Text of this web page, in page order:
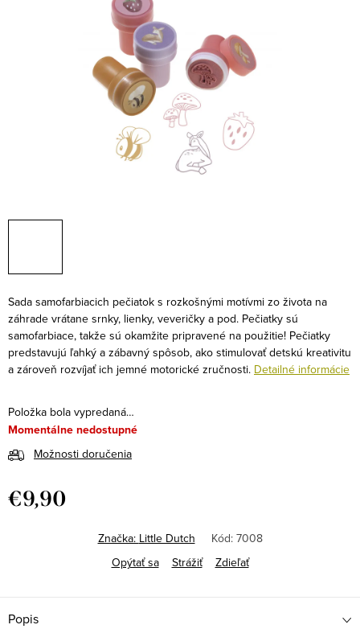
Sada samofarbiacich pečiatok s rozkošnými motívmi zo života na
záhrade vrátane srnky, lienky, veveričky a pod. Pečiatky sú
samofarbiace, takže sú okamžite pripravené na použitie! Pečiatky
predstavujú ľahký a zábavný spôsob, ako stimulovať detskú kreativitu
a zároveň rozvíjať ich jemné motorické zručnosti. Detailné informácie
Položka bola vypredaná…
Momentálne nedostupné
Možnosti doručenia
€9,90
Značka: Little Dutch Kód: 7008
Opýtať sa
Strážiť Zdieľať
Popis